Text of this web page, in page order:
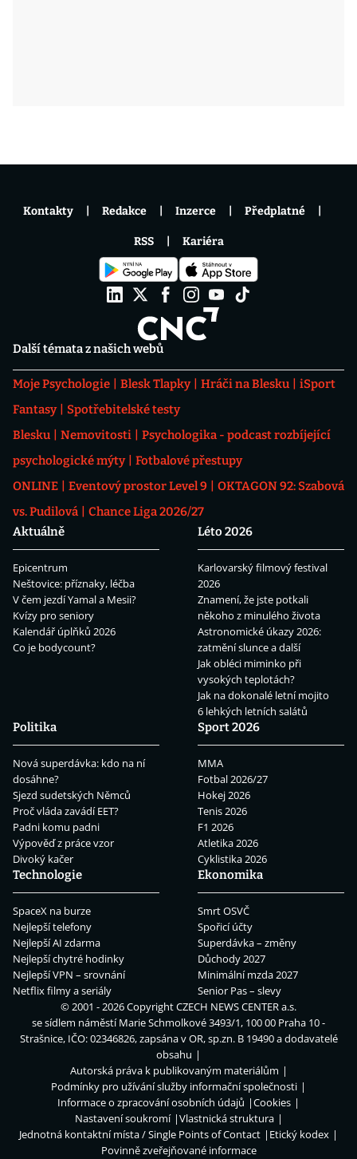
Další témata z našich webů
Moje Psychologie Blesk Tlapky Hráči na Blesku
iSport
Fantasy
Spotřebitelské testy
Blesku
Nemovitosti
Psychologika - podcast rozbíjející
psychologické mýty
Fotbalové přestupy
ONLINE
Eventový prostor Level 9
OKTAGON 92: Szabová
vs. Pudilová
Chance Liga 2026/27
Aktuálně
Epicentrum
Neštovice: příznaky, léčba
V čem jezdí Yamal a Mesii?
Kvízy pro seniory
Kalendář úplňků 2026
Co je bodycount?
Léto 2026
Karlovarský filmový festival
2026
Znamení, že jste potkali
někoho z minulého života
Astronomické úkazy 2026:
zatmění slunce a další
Jak obléci miminko při
vysokých teplotách?
Jak na dokonalé letní mojito
6 lehkých letních salátů
Politika
Nová superdávka: kdo na ní
dosáhne?
Sjezd sudetských Němců
Proč vláda zavádí EET?
Padni komu padni
Výpověď z práce vzor
Divoký kačer
Sport 2026
MMA
Fotbal 2026/27
Hokej 2026
Tenis 2026
F1 2026
Atletika 2026
Cyklistika 2026
Technologie
SpaceX na burze
Nejlepší telefony
Nejlepší AI zdarma
Nejlepší chytré hodinky
Nejlepší VPN – srovnání
Netflix filmy a seriály
Ekonomika
Smrt OSVČ
Spořicí účty
Superdávka – změny
Důchody 2027
Minimální mzda 2027
Senior Pas – slevy
Kontakty Redakce Inzerce Předplatné
RSS Kariéra
© 2001 - 2026 CopyrightCZECH NEWS CENTER a.s.
se sídlem náměstí Marie Schmolkové 3493/1, 100 00 Praha 10 -
Strašnice, IČO: 02346826, zapsána v OR, sp.zn. B 19490 a dodavatelé
obsahu
Autorská práva k publikovaným materiálům
Podmínky pro užívání služby informační společnosti
Informace o zpracování osobních údajů
Cookies
Nastavení soukromí
Vlastnická struktura
Jednotná kontaktní místa / Single Points of Contact
Etický kodex
Povinně zveřejňované informace